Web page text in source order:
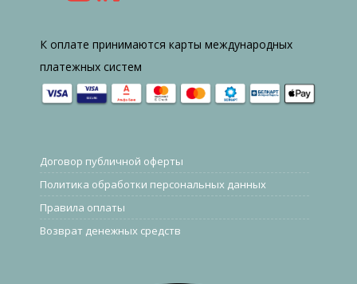
К оплате принимаются карты международных
платежных систем
Договор публичной оферты
Политика обработки персональных данных
Правила оплаты
Возврат денежных средств